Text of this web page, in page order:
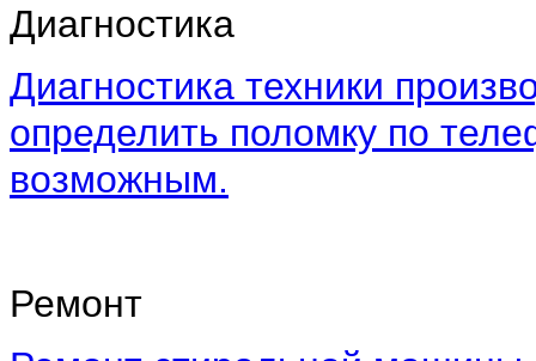
Диагностика
Диагностика техники
определить поломку по
возможным.
Ремонт